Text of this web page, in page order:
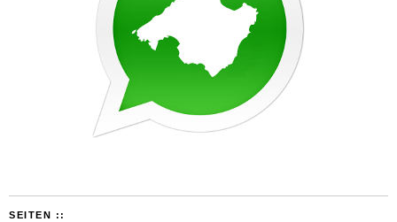
SEITEN ::